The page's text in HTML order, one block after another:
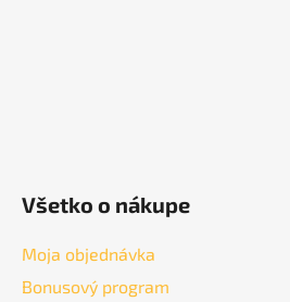
Všetko o nákupe
Moja objednávka
Bonusový program